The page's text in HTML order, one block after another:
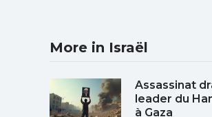
More in Israël
Assassinat
leader du
à Gaza